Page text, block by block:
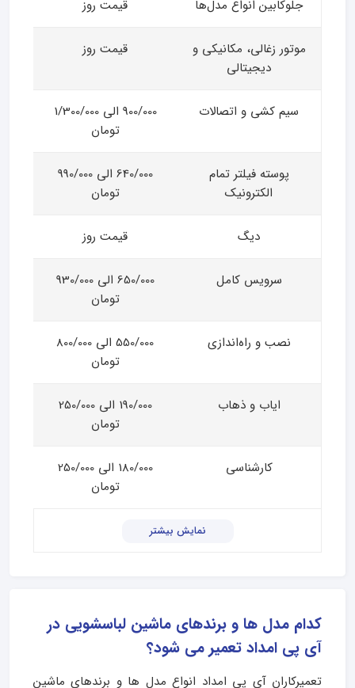
جلوکابین انواع مدل‌ها قیمت روز
موتور زغالی، مکانیکی و
دیجیتالی
قیمت روز
سیم کشی و اتصالات
900/000 الی 1/300/000
تومان
پوسته فیلتر تمام
الکترونیک
640/000 الی 990/000
تومان
دیگ قیمت روز
سرویس کامل
650/000 الی 930/000
تومان
نصب و راه‌اندازی
550/000 الی 800/000
تومان
ایاب و ذهاب
190/000 الی 250/000
تومان
کارشناسی
180/000 الی 250/000
تومان
نمایش بیشتر
کدام مدل ها و برندهای ماشین لباسشویی در
آی پی امداد تعمیر می شود؟
تعمیرکاران آی پی امداد انواع مدل ها و برندهای ماشین